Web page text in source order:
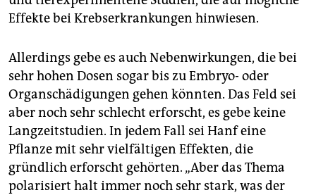
Effekte bei Krebserkrankungen hinwiesen.
Allerdings gebe es auch Nebenwirkungen, die bei
sehr hohen Dosen sogar bis zu Embryo- oder
Organschädigungen gehen könnten. Das Feld sei
aber noch sehr schlecht erforscht, es gebe keine
Langzeitstudien. In jedem Fall sei Hanf eine
Pflanze mit sehr vielfältigen Effekten, die
gründlich erforscht gehörten. „Aber das Thema
polarisiert halt immer noch sehr stark, was der